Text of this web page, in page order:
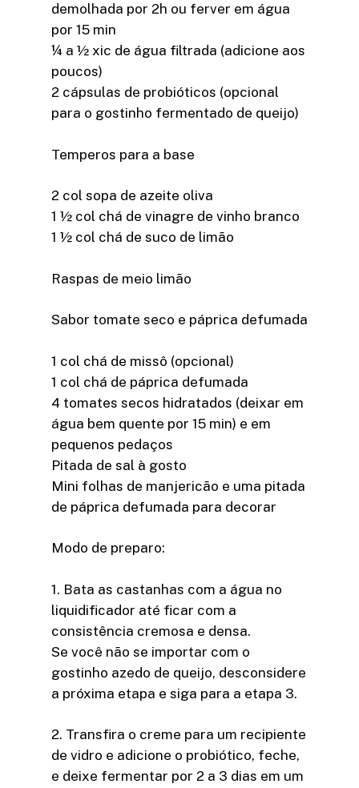
demolhada por 2h ou ferver em água
por 15 min
¼ a ½ xic de água filtrada (adicione aos
poucos)
2 cápsulas de probióticos (opcional
para o gostinho fermentado de queijo)
Temperos para a base
2 col sopa de azeite oliva
1 ½ col chá de vinagre de vinho branco
1 ½ col chá de suco de limão
Raspas de meio limão
Sabor tomate seco e páprica defumada
1 col chá de missô (opcional)
1 col chá de páprica defumada
4 tomates secos hidratados (deixar em
água bem quente por 15 min) e em
pequenos pedaços
Pitada de sal à gosto
Mini folhas de manjericão e uma pitada
de páprica defumada para decorar
Modo de preparo:
1. Bata as castanhas com a água no
liquidificador até ficar com a
consistência cremosa e densa.
Se você não se importar com o
gostinho azedo de queijo, desconsidere
a próxima etapa e siga para a etapa 3.
2. Transfira o creme para um recipiente
de vidro e adicione o probiótico, feche,
e deixe fermentar por 2 a 3 dias em um